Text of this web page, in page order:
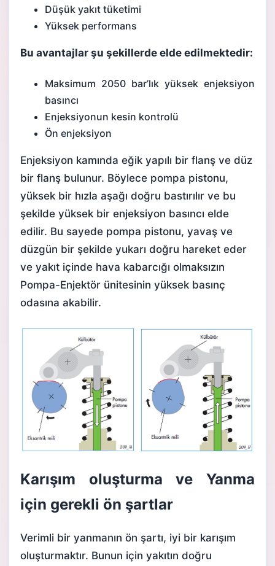
Düşük yakıt tüketimi
Yüksek performans
Bu avantajlar şu şekillerde elde edilmektedir:
Maksimum 2050 bar’lık yüksek enjeksiyon
basıncı
Enjeksiyonun kesin kontrolü
Ön enjeksiyon
Enjeksiyon kamında eğik yapılı bir flanş ve düz
bir flanş bulunur. Böylece pompa pistonu,
yüksek bir hızla aşağı doğru bastırılır ve bu
şekilde yüksek bir enjeksiyon basıncı elde
edilir. Bu sayede pompa pistonu, yavaş ve
düzgün bir şekilde yukarı doğru hareket eder
ve yakıt içinde hava kabarcığı olmaksızın
Pompa-Enjektör ünitesinin yüksek basınç
odasına akabilir.
Karışım oluşturma ve Yanma
için gerekli ön şartlar
Verimli bir yanmanın ön şartı, iyi bir karışım
oluşturmaktır. Bunun için yakıtın doğru